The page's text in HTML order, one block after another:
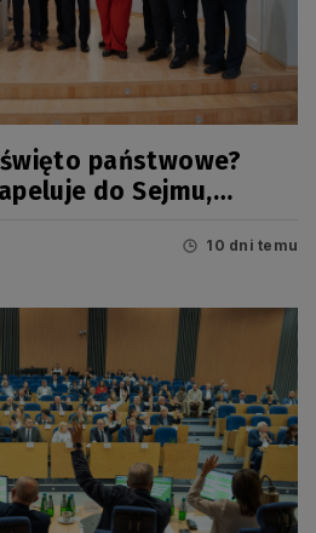
państwowe?
do Sejmu,
10 dni temu